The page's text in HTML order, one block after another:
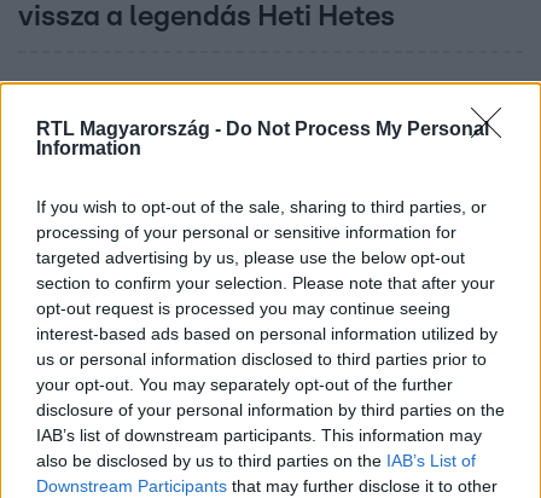
RTL Magyarország - Do Not Process My Personal
Information
If you wish to opt-out of the sale, sharing to third parties, or
processing of your personal or sensitive information for
targeted advertising by us, please use the below opt-out
section to confirm your selection. Please note that after your
opt-out request is processed you may continue seeing
interest-based ads based on personal information utilized by
us or personal information disclosed to third parties prior to
your opt-out. You may separately opt-out of the further
disclosure of your personal information by third parties on the
IAB’s list of downstream participants. This information may
also be disclosed by us to third parties on the IAB’s List of
Downstream Participants that may further disclose it to other
vissza a legendás Heti Hetes
8:02
2025. augusztus 12. 11:07
Csoki: Biztos, hogy nézni fogom a Jólvanezígy új
évadát
Szabó Márton, ismertebb nevén „Csoki”, búcsút int a